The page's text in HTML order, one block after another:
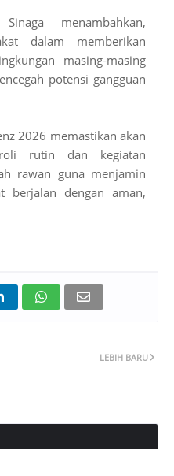
menambahkan,
dalam memberikan
masing-masing
potensi gangguan
2026 memastikan akan
rutin dan kegiatan
rawan guna menjamin
berjalan dengan aman,
LEBIH BARU